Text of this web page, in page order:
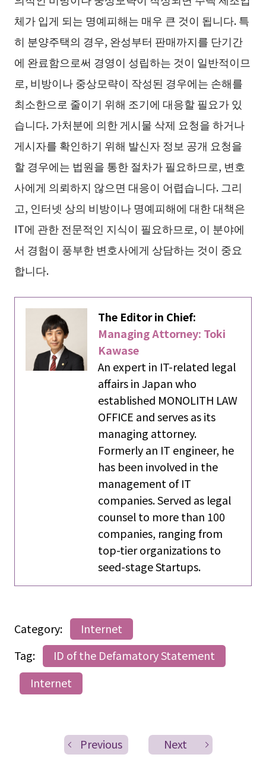
체가 입게 되는 명예피해는 매우 큰 것이 됩니다. 특
히 분양주택의 경우, 완성부터 판매까지를 단기간
에 완료함으로써 경영이 성립하는 것이 일반적이므
로, 비방이나 중상모략이 작성된 경우에는 손해를
최소한으로 줄이기 위해 조기에 대응할 필요가 있
습니다. 가처분에 의한 게시물 삭제 요청을 하거나
게시자를 확인하기 위해 발신자 정보 공개 요청을
할 경우에는 법원을 통한 절차가 필요하므로, 변호
사에게 의뢰하지 않으면 대응이 어렵습니다. 그리
고, 인터넷 상의 비방이나 명예피해에 대한 대책은
IT에 관한 전문적인 지식이 필요하므로, 이 분야에
서 경험이 풍부한 변호사에게 상담하는 것이 중요
합니다.
The Editor in Chief:
Managing Attorney: Toki
Kawase
An expert in IT-related legal
affairs in Japan who
established MONOLITH LAW
OFFICE and serves as its
managing attorney.
Formerly an IT engineer, he
has been involved in the
management of IT
companies. Served as legal
counsel to more than 100
companies, ranging from
top-tier organizations to
seed-stage Startups.
Category:
Internet
Tag:
ID of the Defamatory Statement
Internet
Previous Next